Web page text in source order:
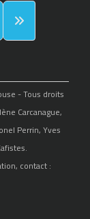
- Tous droits
Carcanague,
Perrin, Yves
contact :